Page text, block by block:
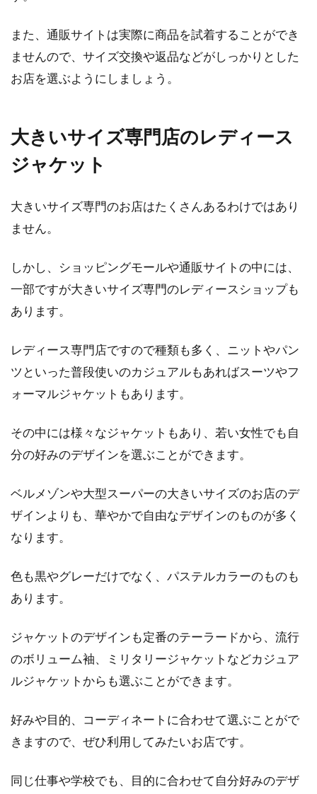
また、通販サイトは実際に商品を試着することができ
ませんので、サイズ交換や返品などがしっかりとした
お店を選ぶようにしましょう。
大きいサイズ専門店のレディース
ジャケット
大きいサイズ専門のお店はたくさんあるわけではあり
ません。
しかし、ショッピングモールや通販サイトの中には、
一部ですが大きいサイズ専門のレディースショップも
あります。
レディース専門店ですので種類も多く、ニットやパン
ツといった普段使いのカジュアルもあればスーツやフ
ォーマルジャケットもあります。
その中には様々なジャケットもあり、若い女性でも自
分の好みのデザインを選ぶことができます。
ベルメゾンや大型スーパーの大きいサイズのお店のデ
ザインよりも、華やかで自由なデザインのものが多く
なります。
色も黒やグレーだけでなく、パステルカラーのものも
あります。
ジャケットのデザインも定番のテーラードから、流行
のボリューム袖、ミリタリージャケットなどカジュア
ルジャケットからも選ぶことができます。
好みや目的、コーディネートに合わせて選ぶことがで
きますので、ぜひ利用してみたいお店です。
同じ仕事や学校でも、目的に合わせて自分好みのデザ